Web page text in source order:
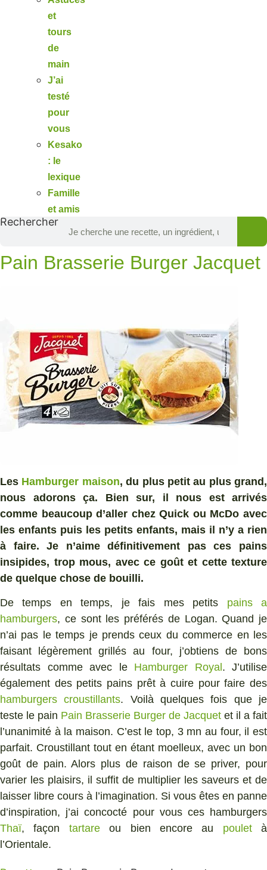
et
tours
de
main
J’ai
testé
pour
vous
Kesako
: le
lexique
Famille
et amis
Rechercher
Pain Brasserie Burger Jacquet
Les Hamburger maison, du plus petit au plus grand,
nous adorons ça. Bien sur, il nous est arrivés
comme beaucoup d’aller chez Quick ou McDo avec
les enfants puis les petits enfants, mais il n’y a rien
à faire. Je n’aime définitivement pas ces pains
insipides, trop mous, avec ce goût et cette texture
de quelque chose de bouilli.
De temps en temps, je fais mes petits pains a
hamburgers, ce sont les préférés de Logan. Quand je
n’ai pas le temps je prends ceux du commerce en les
faisant légèrement grillés au four, j’obtiens de bons
résultats comme avec le Hamburger Royal . J’utilise
également des petits pains prêt à cuire pour faire des
hamburgers croustillants. Voilà quelques fois que je
teste le pain Pain Brasserie Burger de Jacquet et il a fait
l’unanimité à la maison. C’est le top, 3 mn au four, il est
parfait. Croustillant tout en étant moelleux, avec un bon
goût de pain. Alors plus de raison de se priver, pour
varier les plaisirs, il suffit de multiplier les saveurs et de
laisser libre cours à l’imagination. Si vous êtes en panne
d’inspiration, j’ai concocté pour vous ces hamburgers
Thaï, façon tartareou bien encore au pouletà
l’Orientale.